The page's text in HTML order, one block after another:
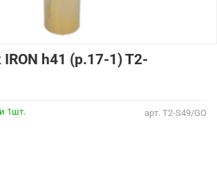
арт. T2-S49/GO
1шт.
h41 (p.17-1) T2-